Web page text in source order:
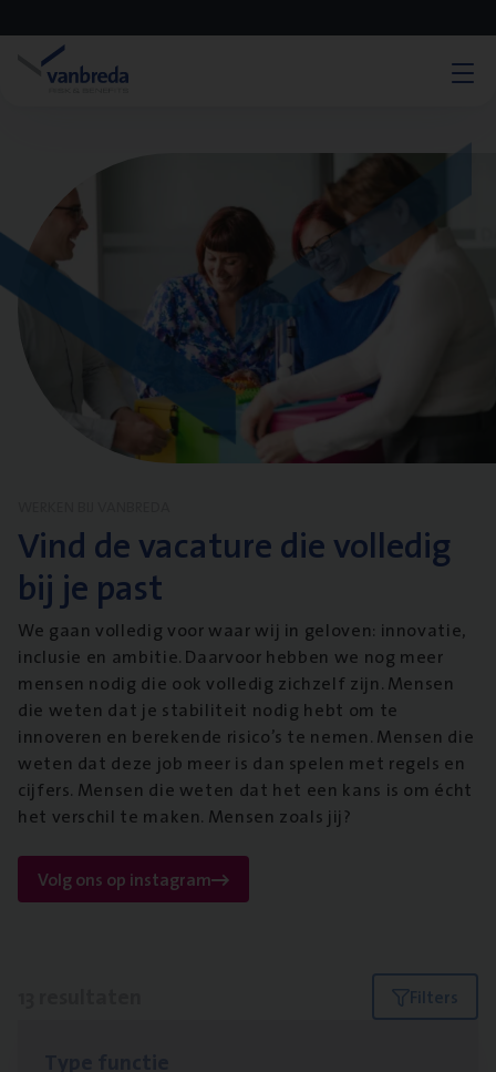
Vind de vacature die volledig
bij je past
We gaan volledig voor waar wij in geloven: innovatie,
inclusie en ambitie. Daarvoor hebben we nog meer
mensen nodig die ook volledig zichzelf zijn. Mensen
die weten dat je stabiliteit nodig hebt om te
innoveren en berekende risico’s te nemen. Mensen die
weten dat deze job meer is dan spelen met regels en
cijfers. Mensen die weten dat het een kans is om écht
het verschil te maken. Mensen zoals jij?
Volg ons op instagram
Filters